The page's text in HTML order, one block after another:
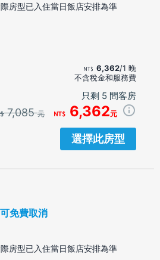
房型已入住當日飯店安排為準
6,362/1 晚
不含稅金和服務費
只剩 5 間客房
7,085元 6,362元
選擇此房型
免費取消
房型已入住當日飯店安排為準